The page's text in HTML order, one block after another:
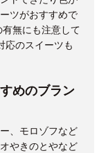
ツがおすすめで
無にも注意して
応のスイーツも
めのブラン
、モロゾフなど
やきのとやなど